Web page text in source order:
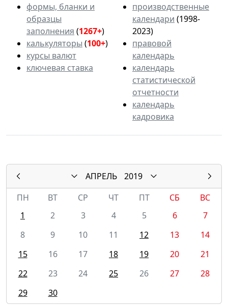
формы, бланки и
образцы
заполнения (1267+)
калькуляторы (100+)
курсы валют
ключевая ставка
производственные
календари (1998-
2023)
правовой
календарь
календарь
статистической
отчетности
календарь
кадровика
АПРЕЛЬ
2019
ПН
ВТ СР ЧТ ПТ СБ
ВС
1
2 3 4 5 6
7
8
9 10 11 12 13
14
15
16 17 18 19 20
21
22
23 24 25 26 27
28
29
30